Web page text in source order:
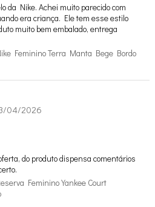
da Nike. Achei muito parecido com
era criança. Ele tem esse estilo
muito bem embalado, entrega
Feminino Terra Manta Bege Bordo
04/2026
do produto dispensa comentários
Feminino Yankee Court